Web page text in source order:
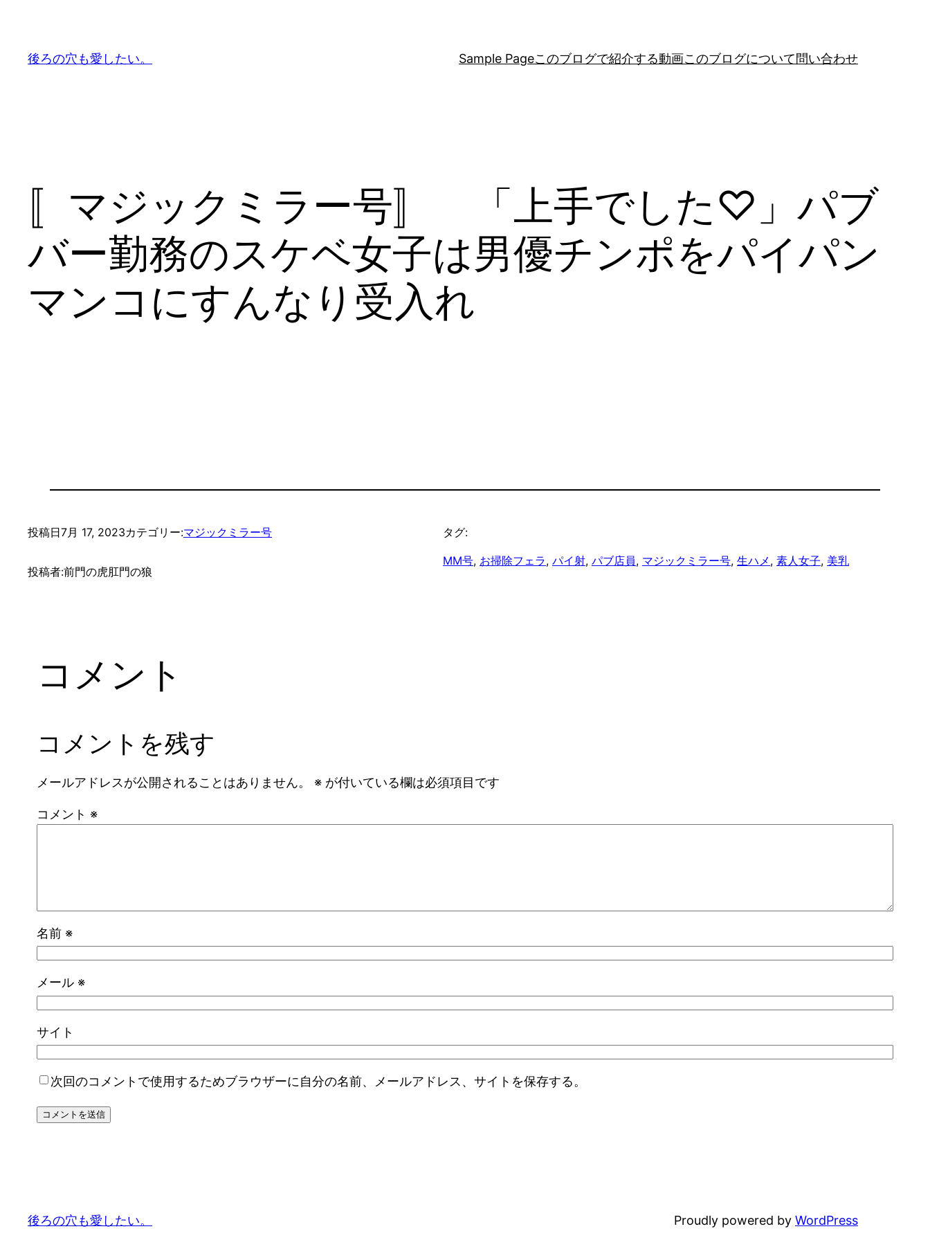
後ろの穴も愛したい。 Sample Pageこのブログで紹介する動画このブログについて問い合わせ
〚マジックミラー号〛 「上手でした♡」パブ
バー勤務のスケベ女子は男優チンポをパイパン
マンコにすんなり受入れ
投稿日7月 17, 2023カテゴリー:マジックミラー号
投稿者:前門の虎肛門の狼
タグ:
MM号, お掃除フェラ, パイ射, パブ店員, マジックミラー号, 生ハメ , 素人女子, 美乳
コメント
コメントを残す
メールアドレスが公開されることはありません。 ※ が付いている欄は必須項目です
コメント ※
名前 ※
メール ※
サイト
次回のコメントで使用するためブラウザーに自分の名前、メールアドレス、サイトを保存する。
後ろの穴も愛したい。 Proudly powered by WordPress